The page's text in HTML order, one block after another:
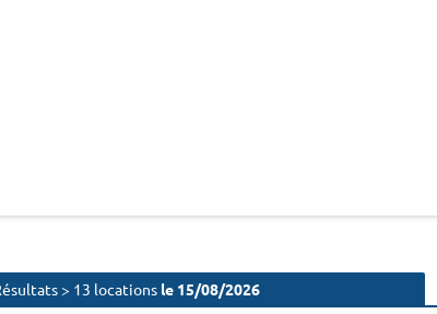
> 13 locations le 15/08/2026